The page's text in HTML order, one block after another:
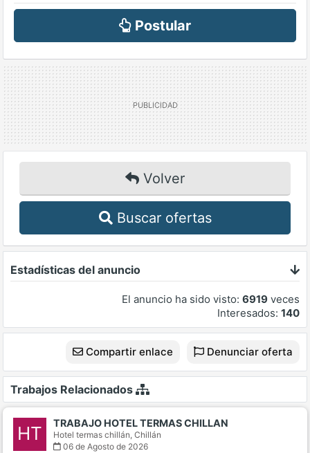
Postular
Volver
Buscar ofertas
Estadísticas del anuncio
El anuncio ha sido visto: 6919 veces
Interesados: 140
Compartir enlace Denunciar oferta
Trabajos Relacionados
HT TRABAJO HOTEL TERMAS CHILLAN
Hotel termas chillán, Chillán
06 de Agosto de 2026